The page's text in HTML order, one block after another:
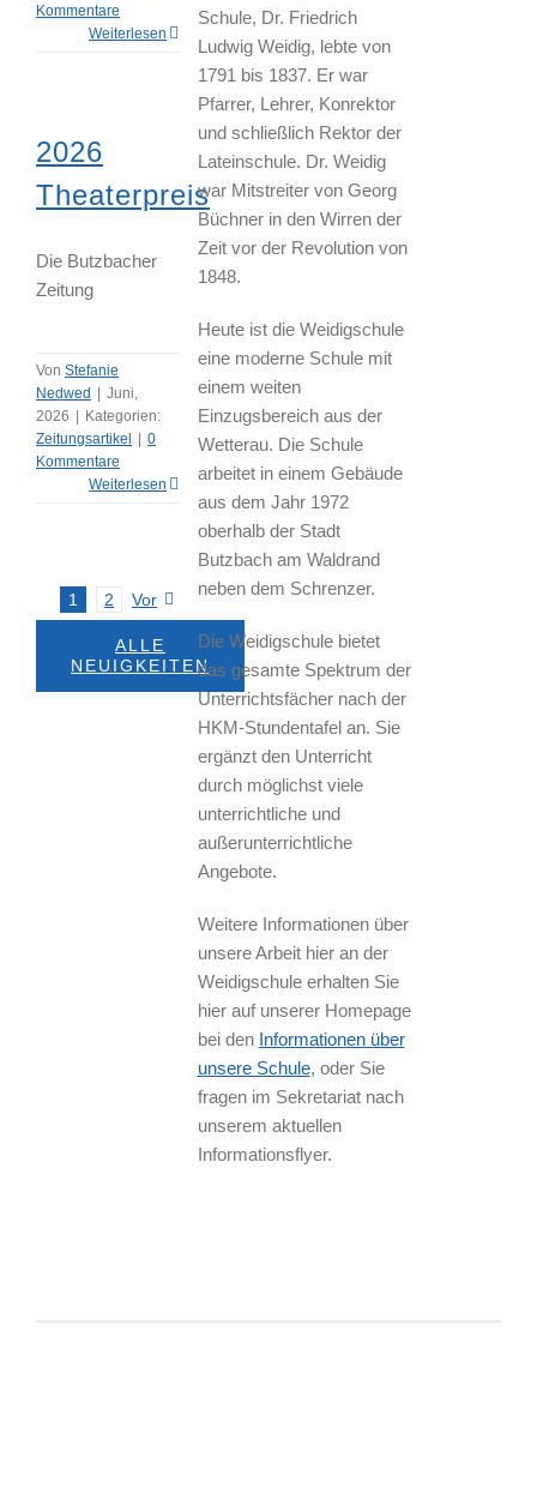
Kommentare
Weiterlesen
2026
Theaterpreis
Die Butzbacher
Zeitung
Von Stefanie
Nedwed | Juni,
2026 | Kategorien:
Zeitungsartikel | 0
Kommentare
Weiterlesen
1 2 Vor
ALLE
NEUIGKEITEN
Schule, Dr. Friedrich
Ludwig Weidig, lebte von
1791 bis 1837. Er war
Pfarrer, Lehrer, Konrektor
und schließlich Rektor der
Lateinschule. Dr. Weidig
war Mitstreiter von Georg
Büchner in den Wirren der
Zeit vor der Revolution von
1848.
Heute ist die Weidigschule
eine moderne Schule mit
einem weiten
Einzugsbereich aus der
Wetterau. Die Schule
arbeitet in einem Gebäude
aus dem Jahr 1972
oberhalb der Stadt
Butzbach am Waldrand
neben dem Schrenzer.
Die Weidigschule bietet
das gesamte Spektrum der
Unterrichtsfächer nach der
HKM-Stundentafel an. Sie
ergänzt den Unterricht
durch möglichst viele
unterrichtliche und
außerunterrichtliche
Angebote.
Weitere Informationen über
unsere Arbeit hier an der
Weidigschule erhalten Sie
hier auf unserer Homepage
bei den Informationen über
unsere Schule, oder Sie
fragen im Sekretariat nach
unserem aktuellen
Informationsflyer.